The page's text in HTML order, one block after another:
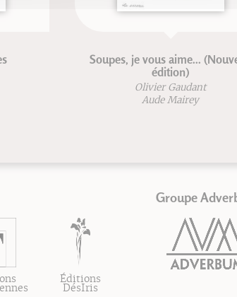
Soupes, je vous aime...
édition)
Olivier Gaudant
Aude Mairey
Éditions
DésIris
Groupe